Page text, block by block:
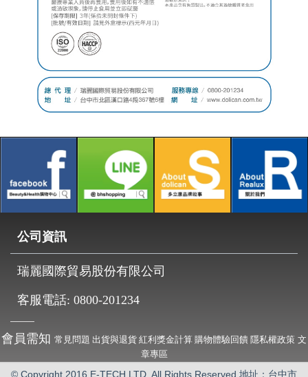
公司資訊
瑞麗國際貿易股份有限公司
客服電話: 0800-201234
會員需知 常見問題 出貨與退貨 紅利獎金計算 購物體驗回饋 隱私權政策 文
章專區
© Copyright 2016 E-TECH LTD. All Rights Reserved 地址：台中市